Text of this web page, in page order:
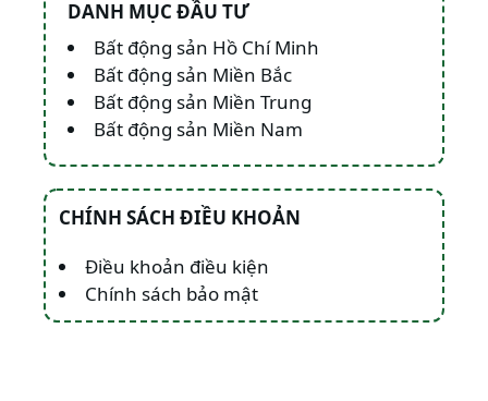
DANH MỤC ĐẦU TƯ
Bất động sản Hồ Chí Minh
Bất động sản Miền Bắc
Bất động sản Miền Trung
Bất động sản Miền Nam
CHÍNH SÁCH ĐIỀU KHOẢN
Điều khoản điều kiện
Chính sách bảo mật